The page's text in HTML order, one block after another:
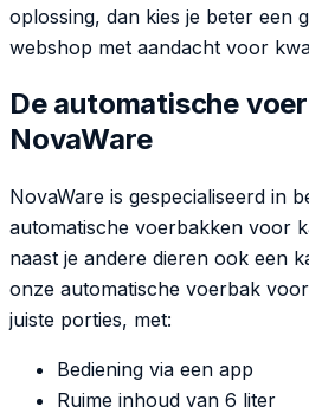
oplossing, dan kies je beter een
webshop met aandacht voor
De automatische
NovaWare
NovaWare is gespecialiseerd in
automatische voerbakken voor
naast je andere dieren ook een
onze automatische voerbak
juiste porties, met:
Bediening via een app
Ruime inhoud van 6 liter